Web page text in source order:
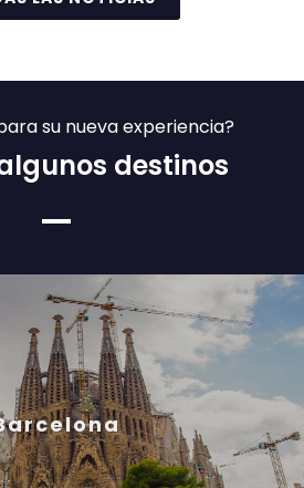
su nueva experiencia?
destinos